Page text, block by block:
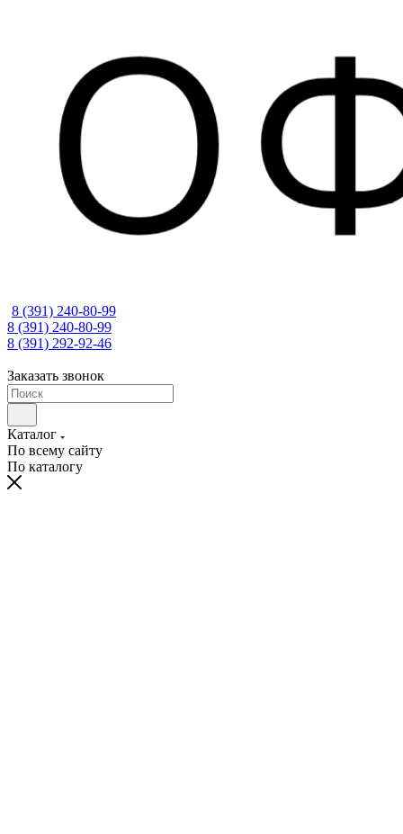
8 (391) 240-80-99
8 (391) 240-80-99
8 (391) 292-92-46
Заказать звонок
Каталог
По всему сайту
По каталогу